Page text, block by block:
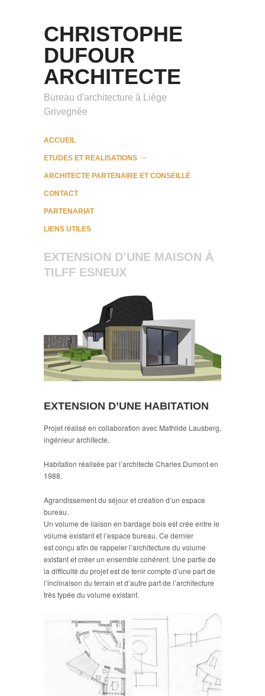
CHRISTOPHE
DUFOUR
ARCHITECTE
Bureau d'architecture à Liège
Grivegnée
ACCUEIL
ETUDES ET REALISATIONS
ARCHITECTE PARTENAIRE ET CONSEILLÉ
CONTACT
PARTENARIAT
LIENS UTILES
EXTENSION D’UNE MAISON À
TILFF ESNEUX
EXTENSION D’UNE HABITATION
Projet réalisé en collaboration avec Mathilde Lausberg,
ingénieur architecte.
Habitation réalisée par l’architecte Charles Dumont en
1988.
Agrandissement du séjour et création d’un espace
bureau.
Un volume de liaison en bardage bois est crée entre le
volume existant et l’espace bureau. Ce dernier
est conçu afin de rappeler l’architecture du volume
existant et créer un ensemble cohérent. Une partie de
la difficulté du projet est de tenir compte d’une part de
l’inclinaison du terrain et d’autre part de l’architecture
très typée du volume existant.